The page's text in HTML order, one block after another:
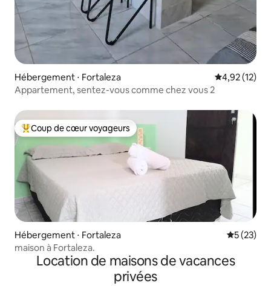
Hébergement ⋅ Fortaleza Évaluation
4,92 (12)
Appartement, sentez-vous comme chez vous 2
Coups de cœur voyageurs les plus appréciés
Coup de cœur voyageurs
Hébergement ⋅ Fortaleza
5 (23)
maison à Fortaleza.
Location de maisons de vacances
privées